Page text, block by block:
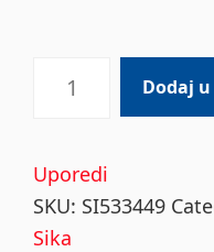
MonoTop
Multi
Use
Repair
Dodaj
Uporedi
SKU: SI533449
Sika